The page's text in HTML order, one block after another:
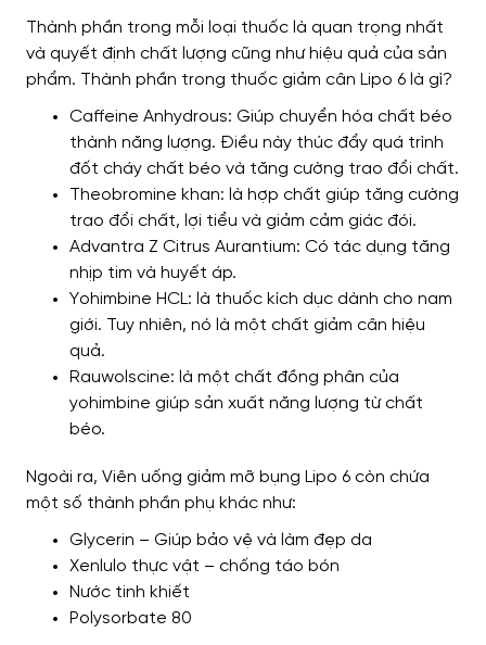
Thành phần trong mỗi loại thuốc là quan trọng nhất
và quyết định chất lượng cũng như hiệu quả của sản
phẩm. Thành phần trong thuốc giảm cân Lipo 6 là gì?
Caffeine Anhydrous: Giúp chuyển hóa chất béo
thành năng lượng. Điều này thúc đẩy quá trình
đốt cháy chất béo và tăng cường trao đổi chất.
Theobromine khan: là hợp chất giúp tăng cường
trao đổi chất, lợi tiểu và giảm cảm giác đói.
Advantra Z Citrus Aurantium: Có tác dụng tăng
nhịp tim và huyết áp.
Yohimbine HCL: là thuốc kích dục dành cho nam
giới. Tuy nhiên, nó là một chất giảm cân hiệu
quả.
Rauwolscine: là một chất đồng phân của
yohimbine giúp sản xuất năng lượng từ chất
béo.
Ngoài ra, Viên uống giảm mỡ bụng Lipo 6 còn chứa
một số thành phần phụ khác như:
Glycerin – Giúp bảo vệ và làm đẹp da
Xenlulo thực vật – chống táo bón
Nước tinh khiết
Polysorbate 80